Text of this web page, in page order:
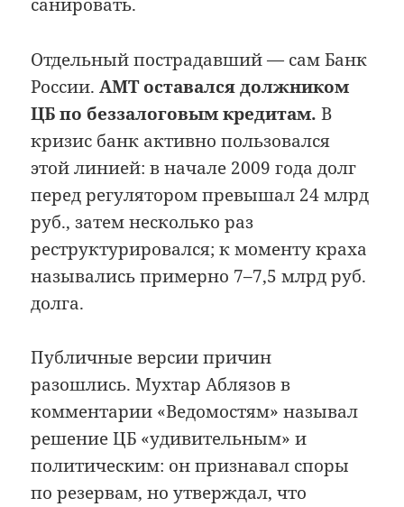
санировать.
Отдельный пострадавший — сам Банк
России.АМТ оставался должником
ЦБ по беззалоговым кредитам. В
кризис банк активно пользовался
этой линией: в начале 2009 года долг
перед регулятором превышал 24 млрд
руб., затем несколько раз
реструктурировался; к моменту краха
назывались примерно 7–7,5 млрд руб.
долга.
Публичные версии причин
разошлись. Мухтар Аблязов в
комментарии «Ведомостям» называл
решение ЦБ «удивительным» и
политическим: он признавал споры
по резервам, но утверждал, что